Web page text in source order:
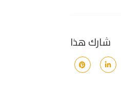
شارك هذا